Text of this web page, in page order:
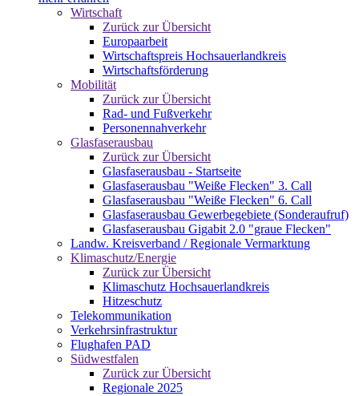
Wirtschaft
Zurück zur Übersicht
Europaarbeit
Wirtschaftspreis Hochsauerlandkreis
Wirtschaftsförderung
Mobilität
Zurück zur Übersicht
Rad- und Fußverkehr
Personennahverkehr
Glasfaserausbau
Zurück zur Übersicht
Glasfaserausbau - Startseite
Glasfaserausbau "Weiße Flecken" 3. Call
Glasfaserausbau "Weiße Flecken" 6. Call
Glasfaserausbau Gewerbegebiete (Sonderaufruf)
Glasfaserausbau Gigabit 2.0 "graue Flecken"
Landw. Kreisverband / Regionale Vermarktung
Klimaschutz/Energie
Zurück zur Übersicht
Klimaschutz Hochsauerlandkreis
Hitzeschutz
Telekommunikation
Verkehrsinfrastruktur
Flughafen PAD
Südwestfalen
Zurück zur Übersicht
Regionale 2025